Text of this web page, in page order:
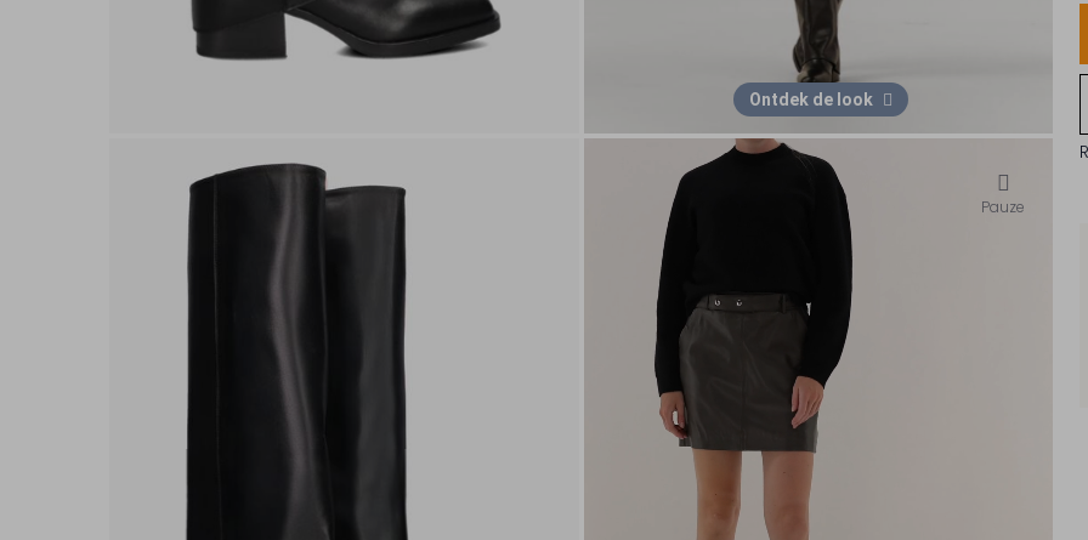
Ontdek de look
Pauze